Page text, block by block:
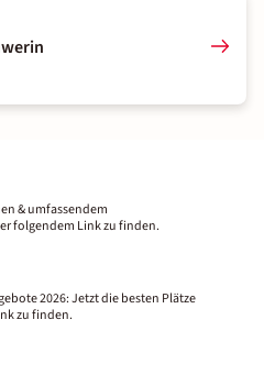
& umfassendem
folgendem Link zu finden.
2026: Jetzt die besten Plätze
zu finden.